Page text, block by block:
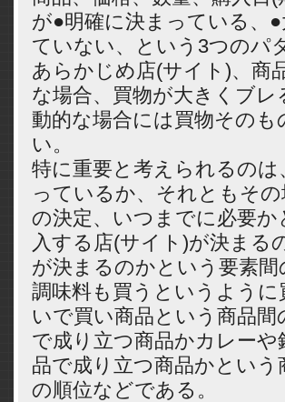
が●明確に決まっている、
ていない、という3つのパ
あらかじめ店(サイト)、商
な場合、買物が大きくブ
動的な場合には買物その
い。
特に重要と考えられるの
っているか、それともそ
の決定、いつまでに必要
入する店(サイト)が決まる
が決まるのかという要素
調味料も買うというよう
いで買い商品という商品
で成り立つ商品かカレー
品で成り立つ商品かとい
の順位などである。